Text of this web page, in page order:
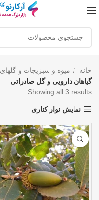
خانه
میوه و سبزیجات و
گیاهان دارویی و گل صادراتی
Showing all 3 results
نمایش نوار کناری